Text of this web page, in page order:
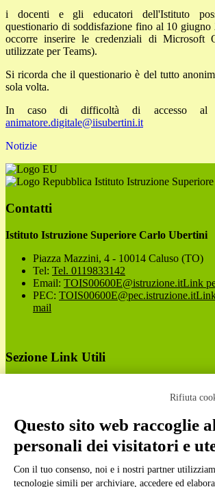
i docenti e gli educatori dell'Istituto
questionario di soddisfazione fino al 10 giugno
occorre inserire le credenziali di Microsoft
utilizzate per Teams).
Si ricorda che il questionario è del tutto
sola volta.
In caso di difficoltà di accesso al
animatore.digitale@iisubertini.it
Notizie
Istituto Istruzione
Contatti
Istituto Istruzione Superiore Carlo Ubertini
Piazza Mazzini, 4 - 10014 Caluso (TO)
Tel: Tel. 0119833142
Email: TOIS00600E@istruzione.itLink
PEC: TOIS00600E@pec.istruzione.it
mail
Sezione Link Utili
Ufficio Relazioni con il Pubblico
Dichiarazione di accessibilità
Obiettivi di accessibilità
Gestione consensi cookie
Amministrazione trasparente
Rifiuta
Questo sito web raccoglie
personali dei visitatori e
Con il tuo consenso, noi e i nostri partner
tecnologie simili per archiviare, accedere ed